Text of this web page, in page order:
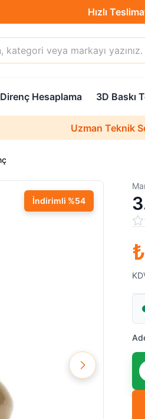
Hızlı
Direnç Hesaplama 3D Baskı
Hızlı
Uzman Teknik
İndirimli %54